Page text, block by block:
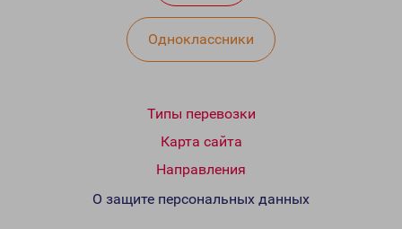
Одноклассники
Типы перевозки
Карта сайта
Направления
О защите персональных данных